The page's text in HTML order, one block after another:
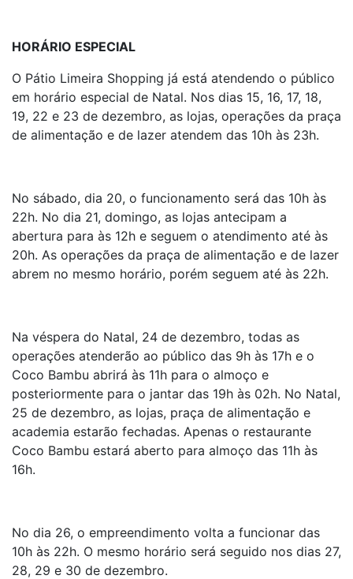
HORÁRIO ESPECIAL
O Pátio Limeira Shopping já está atendendo o público
em horário especial de Natal. Nos dias 15, 16, 17, 18,
19, 22 e 23 de dezembro, as lojas, operações da praça
de alimentação e de lazer atendem das 10h às 23h.
No sábado, dia 20, o funcionamento será das 10h às
22h. No dia 21, domingo, as lojas antecipam a
abertura para às 12h e seguem o atendimento até às
20h. As operações da praça de alimentação e de lazer
abrem no mesmo horário, porém seguem até às 22h.
Na véspera do Natal, 24 de dezembro, todas as
operações atenderão ao público das 9h às 17h e o
Coco Bambu abrirá às 11h para o almoço e
posteriormente para o jantar das 19h às 02h. No Natal,
25 de dezembro, as lojas, praça de alimentação e
academia estarão fechadas. Apenas o restaurante
Coco Bambu estará aberto para almoço das 11h às
16h.
No dia 26, o empreendimento volta a funcionar das
10h às 22h. O mesmo horário será seguido nos dias 27,
28, 29 e 30 de dezembro.